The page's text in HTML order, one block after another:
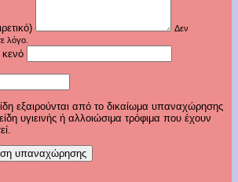
Δεν
λόγο.
κενό
εξαιρούνται από το δικαίωμα υπαναχώρησης
υγιεινής ή αλλοιώσιμα τρόφιμα που έχουν
υπαναχώρησης